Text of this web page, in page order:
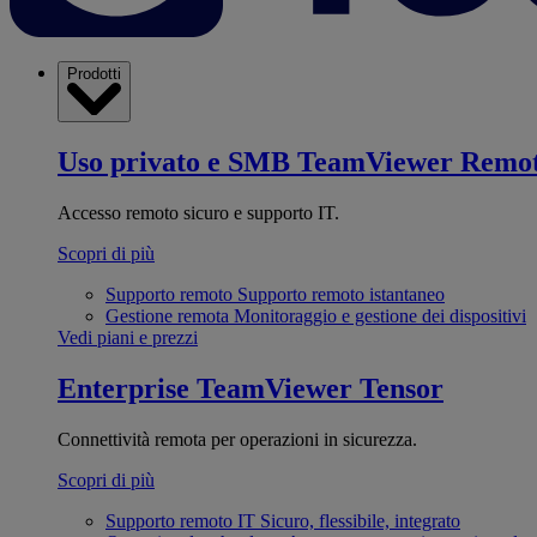
Prodotti
Uso privato e SMB TeamViewer
Accesso remoto sicuro e supporto IT.
Scopri di più
Supporto remoto Supporto remoto istantaneo
Gestione remota Monitoraggio e gestione dei dispositivi
Vedi piani e prezzi
Enterprise TeamViewer Tensor
Connettività remota per operazioni in sicurezza.
Scopri di più
Supporto remoto IT Sicuro, flessibile, integrato